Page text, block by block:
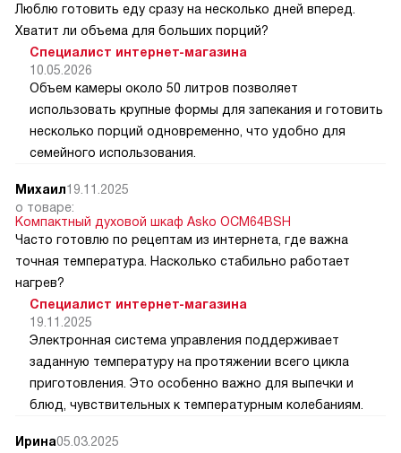
Люблю готовить еду сразу на несколько дней вперед.
Хватит ли объема для больших порций?
Специалист интернет-магазина
10.05.2026
Объем камеры около 50 литров позволяет
использовать крупные формы для запекания и готовить
несколько порций одновременно, что удобно для
семейного использования.
Михаил19.11.2025
о товаре:
Компактный духовой шкаф Asko OCM64BSH
Часто готовлю по рецептам из интернета, где важна
точная температура. Насколько стабильно работает
нагрев?
Специалист интернет-магазина
19.11.2025
Электронная система управления поддерживает
заданную температуру на протяжении всего цикла
приготовления. Это особенно важно для выпечки и
блюд, чувствительных к температурным колебаниям.
Ирина05.03.2025